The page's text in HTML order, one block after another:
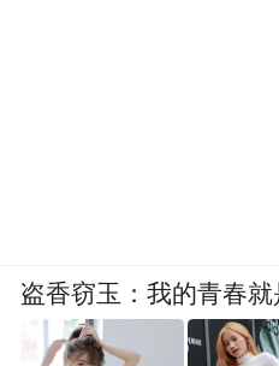
盗香窃玉：我的青春